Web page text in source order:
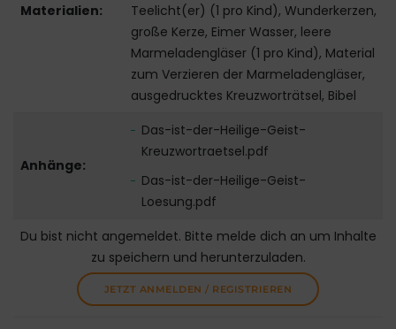
Materialien:
Teelicht(er) (1 pro Kind), Wunderkerzen,
große Kerze, Eimer Wasser, leere
Marmeladengläser (1 pro Kind), Material
zum Verzieren der Marmeladengläser,
ausgedrucktes Kreuzworträtsel, Bibel
Anhänge:
Das-ist-der-Heilige-Geist-
Kreuzwortraetsel.pdf
Das-ist-der-Heilige-Geist-
Loesung.pdf
Du bist nicht angemeldet. Bitte melde dich an um Inhalte
zu speichern und herunterzuladen.
JETZT ANMELDEN / REGISTRIEREN